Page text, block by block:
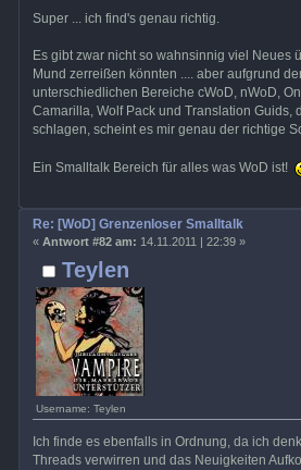
Super ... ich find's genau richtig.
Es gibt zwar nicht so wahnsinnig viel Neues
Mund zerreißen könnten .... aber aufgrund
unterschiedlichen Bereiche cWoD, nWoD,
Camarilla, Wolf Pack und Translation Guids,
schlagen, scheint es mir genau der richtige
Ein Smalltalk Bereich für alles was WoD ist!
Teylen
Username: Teylen
Re: [WoD] Grenzenloser Smalltalk
« Antwort #82 am: 14.11.2011 | 22:39 »
Ich finde es ebenfalls in Ordnung, da ich
Threads verwirren und das Neuigkeiten